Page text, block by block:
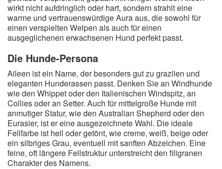
wirkt nicht aufdringlich oder hart, sondern strahlt eine
warme und vertrauenswürdige Aura aus, die sowohl für
einen verspielten Welpen als auch für einen
ausgeglichenen erwachsenen Hund perfekt passt.
Die Hunde-Persona
Aileen ist ein Name, der besonders gut zu grazilen und
eleganten Hunderassen passt. Denken Sie an Windhunde
wie den Whippet oder den Italienischen Windspitz, an
Collies oder an Setter. Auch für mittelgroße Hunde mit
anmutiger Statur, wie den Australian Shepherd oder den
Eurasier, ist er eine ausgezeichnete Wahl. Die ideale
Fellfarbe ist hell oder getönt, wie creme, weiß, beige oder
ein silbriges Grau, eventuell mit sanften Abzeichen. Eine
feine, oft längere Fellstruktur unterstreicht den filigranen
Charakter des Namens.